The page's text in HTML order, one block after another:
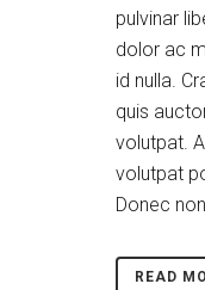
pulvinar
dolor ac
id nulla.
quis
volutpat.
volutpat
Donec
READ